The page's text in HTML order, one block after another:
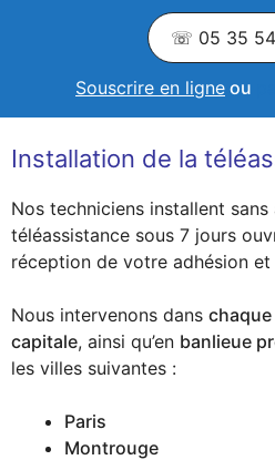
☏ 05 35 54
Souscrire en ligne ou
Installation de la
Nos techniciens installent sans
téléassistance sous 7 jours
réception de votre adhésion et
Nous intervenons dans
capitale, ainsi qu’en banlieue
les villes suivantes :
Paris
Montrouge